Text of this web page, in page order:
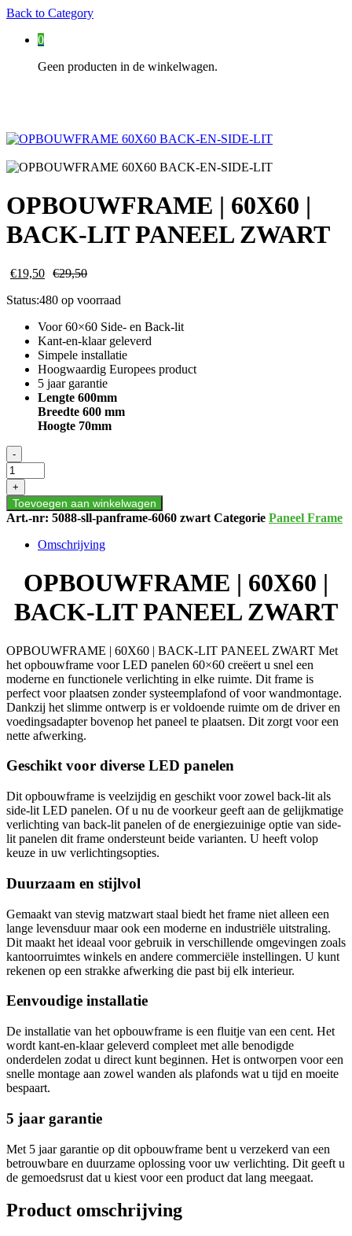
Back to Category
0
Geen producten in de winkelwagen.
OPBOUWFRAME | 60X60 |
BACK-LIT PANEEL ZWART
€19,50 €29,50
Status:480 op voorraad
Voor 60×60 Side- en Back-lit
Kant-en-klaar geleverd
Simpele installatie
Hoogwaardig Europees product
5 jaar garantie
Lengte 600mm
Breedte 600 mm
Hoogte 70mm
OPBOUWFRAME
|
60X60
|
BACK-
LIT
ZWART
-
+
Toevoegen aan winkelwagen
Art.-nr: 5088-sll-panframe-6060 zwart Categorie Paneel Frame
Omschrijving
OPBOUWFRAME | 60X60 |
BACK-LIT PANEEL ZWART
OPBOUWFRAME | 60X60 | BACK-LIT PANEEL ZWART Met
het opbouwframe voor LED panelen 60×60 creëert u snel een
moderne en functionele verlichting in elke ruimte. Dit frame is
perfect voor plaatsen zonder systeemplafond of voor wandmontage.
Dankzij het slimme ontwerp is er voldoende ruimte om de driver en
voedingsadapter bovenop het paneel te plaatsen. Dit zorgt voor een
nette afwerking.
Geschikt voor diverse LED panelen
Dit opbouwframe is veelzijdig en geschikt voor zowel back-lit als
side-lit LED panelen. Of u nu de voorkeur geeft aan de gelijkmatige
verlichting van back-lit panelen of de energiezuinige optie van side-
lit panelen dit frame ondersteunt beide varianten. U heeft volop
keuze in uw verlichtingsopties.
Duurzaam en stijlvol
Gemaakt van stevig matzwart staal biedt het frame niet alleen een
lange levensduur maar ook een moderne en industriële uitstraling.
Dit maakt het ideaal voor gebruik in verschillende omgevingen zoals
kantoorruimtes winkels en andere commerciële instellingen. U kunt
rekenen op een strakke afwerking die past bij elk interieur.
Eenvoudige installatie
De installatie van het opbouwframe is een fluitje van een cent. Het
wordt kant-en-klaar geleverd compleet met alle benodigde
onderdelen zodat u direct kunt beginnen. Het is ontworpen voor een
snelle montage aan zowel wanden als plafonds wat u tijd en moeite
bespaart.
5 jaar garantie
Met 5 jaar garantie op dit opbouwframe bent u verzekerd van een
betrouwbare en duurzame oplossing voor uw verlichting. Dit geeft u
de gemoedsrust dat u kiest voor een product dat lang meegaat.
Product omschrijving